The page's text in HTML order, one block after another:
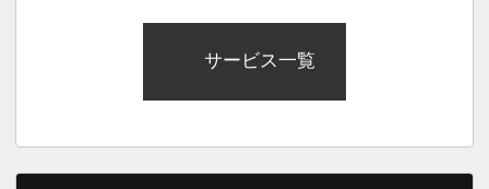
サービス一覧